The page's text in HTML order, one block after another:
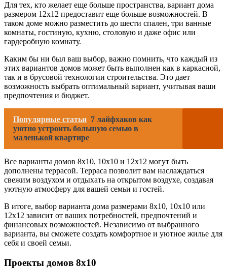
Для тех, кто желает еще больше пространства, вариант дома
размером 12х12 предоставит еще больше возможностей. В
таком доме можно разместить до шести спален, три ванные
комнаты, гостиную, кухню, столовую и даже офис или
гардеробную комнату.
Каким бы ни был ваш выбор, важно помнить, что каждый из
этих вариантов домов может быть выполнен как в каркасной,
так и в брусовой технологии строительства. Это дает
возможность выбрать оптимальный вариант, учитывая ваши
предпочтения и бюджет.
Популярные статьи 7 лайфхаков как
уютно устроить большую семью в
маленькой квартире
Все варианты домов 8х10, 10х10 и 12х12 могут быть
дополнены террасой. Терраса позволит вам наслаждаться
свежим воздухом и отдыхать на открытом воздухе, создавая
уютную атмосферу для вашей семьи и гостей.
В итоге, выбор варианта дома размерами 8х10, 10х10 или
12х12 зависит от ваших потребностей, предпочтений и
финансовых возможностей. Независимо от выбранного
варианта, вы сможете создать комфортное и уютное жилье для
себя и своей семьи.
Проекты домов 8х10